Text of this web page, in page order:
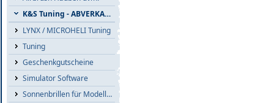
K&S Tuning - ABVERKAUF
LYNX / MICROHELI Tuning
Tuning
Geschenkgutscheine
Simulator Software
Sonnenbrillen für Modellflieger